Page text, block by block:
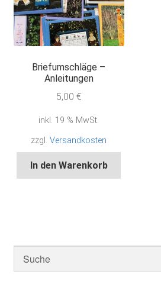
Briefumschläge –
Anleitungen
5,00 €
inkl. 19 % MwSt.
zzgl.Versandkosten
In den Warenkorb